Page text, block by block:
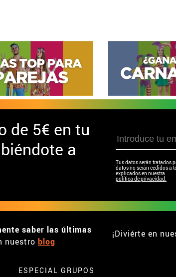
de 5€ en tu
a
Tus datos serán tratados
datos no serán cedidos a
explicados en nuestra
política de privacidad.
saber las últimas
nuestro blog
¡Diviérte en
ESPECIAL GRUPOS